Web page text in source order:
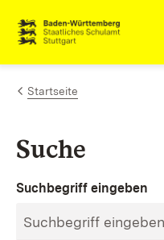
Zum Inhalt springen
Link zur Startseite
Startseite
Suche
Suchbegriff eingeben